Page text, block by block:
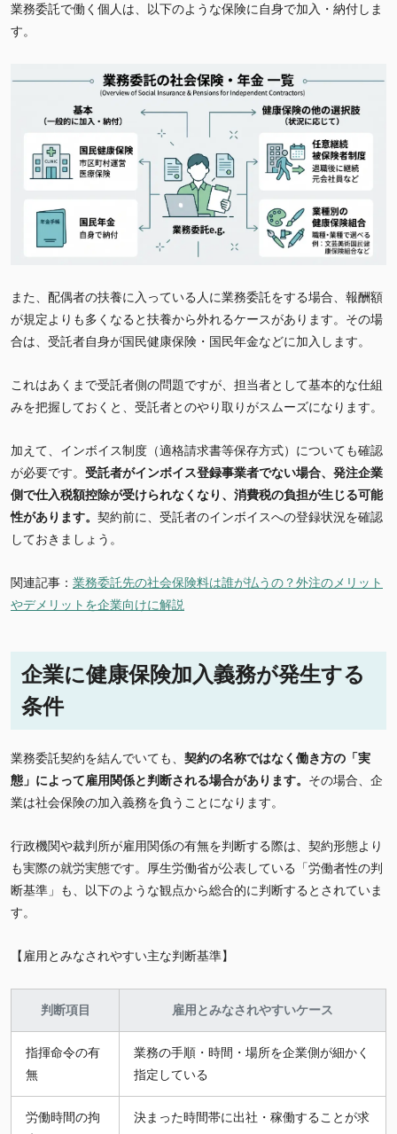
業務委託で働く個人は、以下のような保険に自身で加入・納付しま
す。
また、配偶者の扶養に入っている人に業務委託をする場合、報酬額
が規定よりも多くなると扶養から外れるケースがあります。その場
合は、受託者自身が国民健康保険・国民年金などに加入します。
これはあくまで受託者側の問題ですが、担当者として基本的な仕組
みを把握しておくと、受託者とのやり取りがスムーズになります。
加えて、インボイス制度（適格請求書等保存方式）についても確認
が必要です。 受託者がインボイス登録事業者でない場合、発注企業
側で仕入税額控除が受けられなくなり、消費税の負担が生じる可能
性があります。 契約前に、受託者のインボイスへの登録状況を確認
しておきましょう。
関連記事： 業務委託先の社会保険料は誰が払うの？外注のメリット
やデメリットを企業向けに解説
企業に健康保険加入義務が発生する
条件
業務委託契約を結んでいても、 契約の名称ではなく働き方の「実
態」によって雇用関係と判断される場合があります。 その場合、企
業は社会保険の加入義務を負うことになります。
行政機関や裁判所が雇用関係の有無を判断する際は、契約形態より
も実際の就労実態です。厚生労働省が公表している「労働者性の判
断基準」も、以下のような観点から総合的に判断するとされていま
す。
【雇用とみなされやすい主な判断基準】
判断項目 雇用とみなされやすいケース
指揮命令の有
無
業務の手順・時間・場所を企業側が細かく
指定している
労働時間の拘
決まった時間帯に出社・稼働することが求